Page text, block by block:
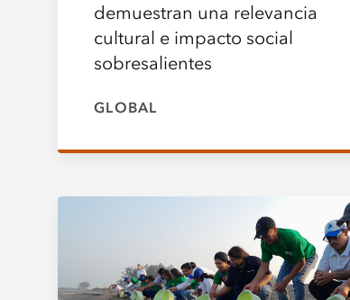
demuestran una relevancia
cultural e impacto social
sobresalientes
GLOBAL